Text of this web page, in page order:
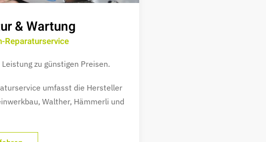
& Wartung
Reparaturservice
zu günstigen Preisen.
umfasst die Hersteller
Walther, Hämmerli und